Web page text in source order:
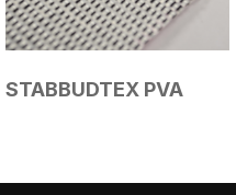
STABBUDTEX PVA